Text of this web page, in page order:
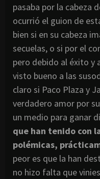
pasaba por la cabeza
ocurrió el guion de
bien si en su cabeza
secuelas, o si por el
pero debido al éxito y
visto bueno a las
claro si Paco Plaza y
verdadero amor por
un medio para ganar
que han tenido con
polémicas,
peor es que la han
no hizo falta que